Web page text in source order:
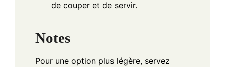
de couper et de servir.
Notes
Pour une option plus légère, servez